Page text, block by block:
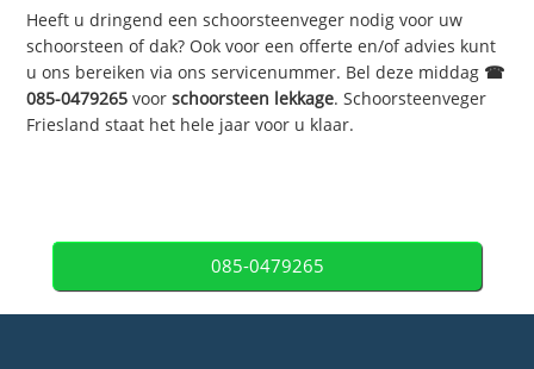
Heeft u dringend een schoorsteenveger nodig voor uw
schoorsteen of dak? Ook voor een offerte en/of advies kunt
u ons bereiken via ons servicenummer. Bel deze middag ☎
085-0479265 voorschoorsteen lekkage. Schoorsteenveger
Friesland staat het hele jaar voor u klaar.
085-0479265